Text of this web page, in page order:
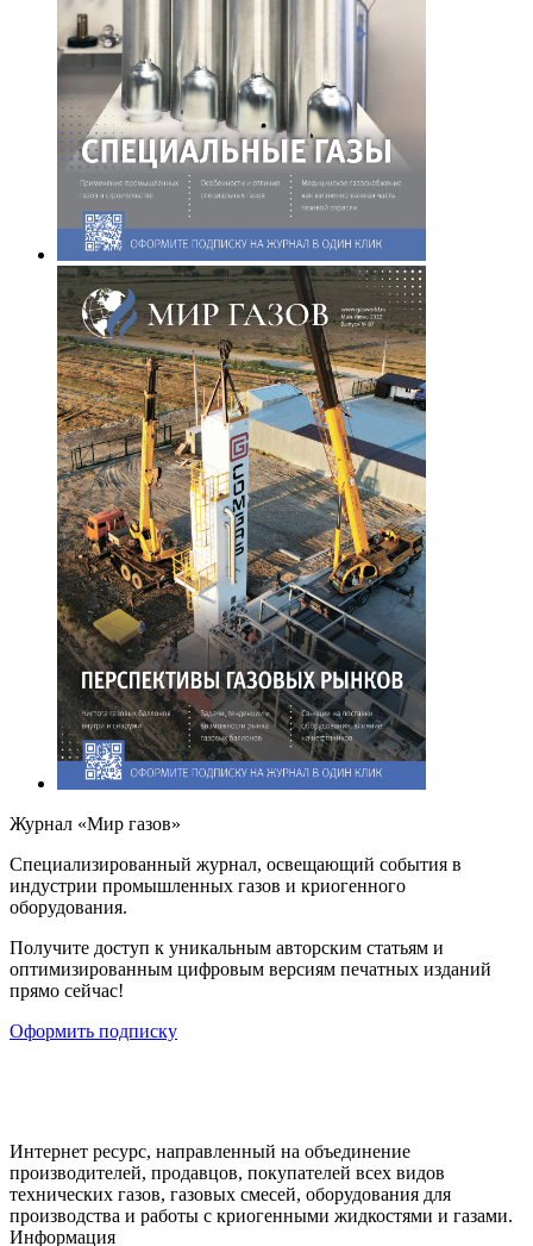
Журнал «Мир газов»
Cпециализированный журнал, освещающий события в
индустрии промышленных газов и криогенного
оборудования.
Получите доступ к уникальным авторским статьям и
оптимизированным цифровым версиям печатных изданий
прямо сейчас!
Оформить подписку
Интернет ресурс, направленный на объединение
производителей, продавцов, покупателей всех видов
технических газов, газовых смесей, оборудования для
производства и работы с криогенными жидкостями и газами.
Информация